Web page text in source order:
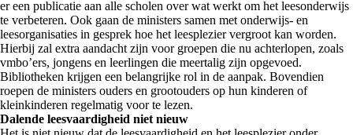
er een publicatie aan alle scholen over wat werkt om het leesonderwijs
te verbeteren. Ook gaan de ministers samen met onderwijs- en
leesorganisaties in gesprek hoe het leesplezier vergroot kan worden.
Hierbij zal extra aandacht zijn voor groepen die nu achterlopen, zoals
vmbo’ers, jongens en leerlingen die meertalig zijn opgevoed.
Bibliotheken krijgen een belangrijke rol in de aanpak. Bovendien
roepen de ministers ouders en grootouders op hun kinderen of
kleinkinderen regelmatig voor te lezen.
Dalende leesvaardigheid niet nieuw